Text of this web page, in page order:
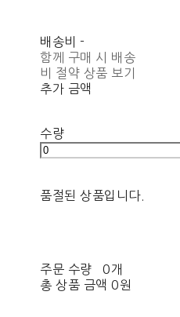
배송비 -
함께 구매 시 배송
비 절약 상품 보기
추가 금액
수량
품절된 상품입니다.
주문 수량
0개
총 상품 금액 0원